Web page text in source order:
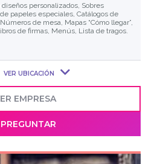
personalizados, Sobres
papeles especiales, Catálogos de
de mesa, Mapas “Cómo llegar”,
de firmas, Menús, Lista de tragos.
VER UBICACIÓN
EMPRESA
PREGUNTAR